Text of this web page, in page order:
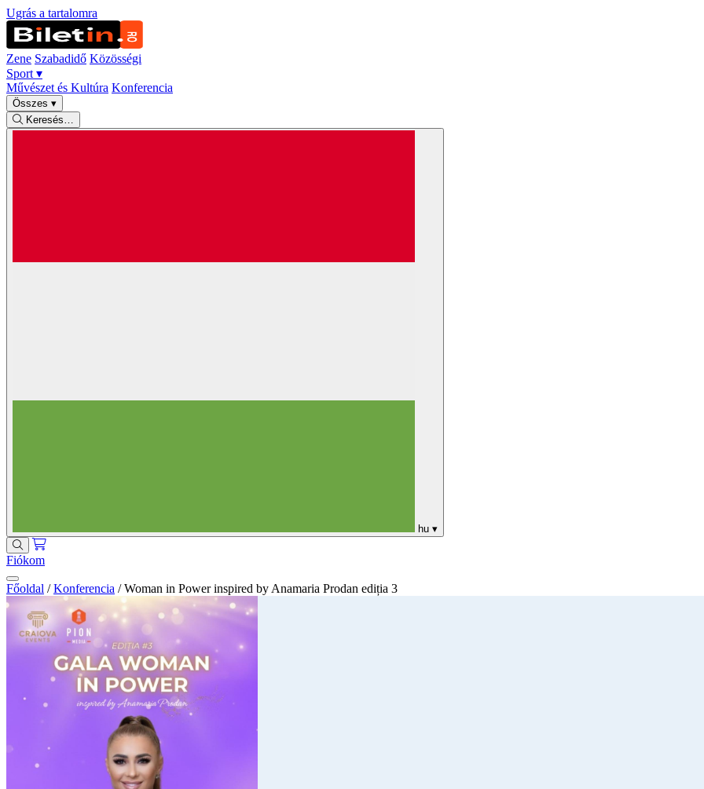
Ugrás a tartalomra
Zene Szabadidő Közösségi
Sport ▾
Művészet és Kultúra Konferencia
Összes ▾
Keresés…
hu ▾
Fiókom
Főoldal / Konferencia / Woman in Power inspired by Anamaria Prodan ediția 3